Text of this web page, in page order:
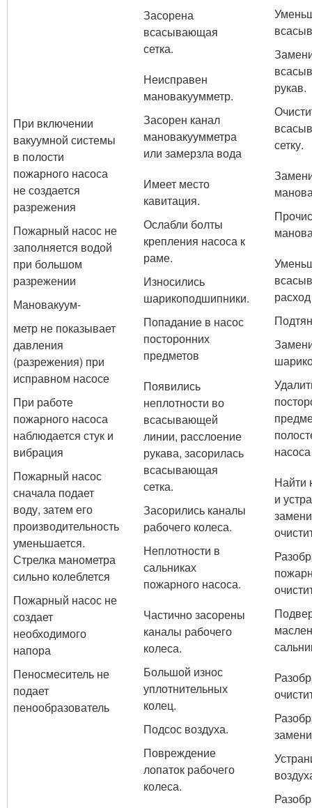
При включении
вакуумной системы
в полости
пожарного насоса
не создается
разрежения
Пожарный насос не
заполняется водой
при большом
разрежении
Мановакуум-
метр не показывает
давления
(разрежения) при
исправном насосе
При работе
пожарного насоса
наблюдается стук и
вибрация
Пожарный насос
сначала подает
воду, затем его
производительность
уменьшается.
Стрелка манометра
сильно колеблется
Пожарный насос не
создает
необходимого
напора
Пеносмеситель не
подает
пенообразователь
Засорена
всасывающая
сетка.
Неисправен
мановакуумметр.
Засорен канал
мановакуумметра
или замерзла вода
Имеет место
кавитация.
Ослабли болты
крепления насоса к
раме.
Износились
шарикоподшипники.
Попадание в насос
посторонних
предметов
Появились
неплотности во
всасывающей
линии, расслоение
рукава, засорилась
всасывающая
сетка.
Засорились каналы
рабочего колеса.
Неплотности в
сальниках
пожарного насоса.
Частично засорены
каналы рабочего
колеса.
Большой износ
уплотнительных
колец.
Подсос воздуха.
Повреждение
лопаток рабочего
колеса.
рукав.
сетку.
насоса
Найти
и